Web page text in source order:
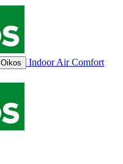
Oikos
Indoor Air Comfort